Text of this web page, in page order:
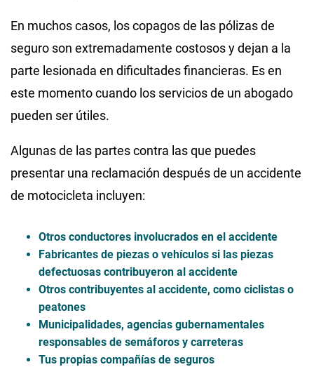
En muchos casos, los copagos de las pólizas de
seguro son extremadamente costosos y dejan a la
parte lesionada en dificultades financieras. Es en
este momento cuando los servicios de un abogado
pueden ser útiles.
Algunas de las partes contra las que puedes
presentar una reclamación después de un accidente
de motocicleta incluyen:
Otros conductores involucrados en el accidente
Fabricantes de piezas o vehículos si las piezas
defectuosas contribuyeron al accidente
Otros contribuyentes al accidente, como ciclistas o
peatones
Municipalidades, agencias gubernamentales
responsables de semáforos y carreteras
Tus propias compañías de seguros